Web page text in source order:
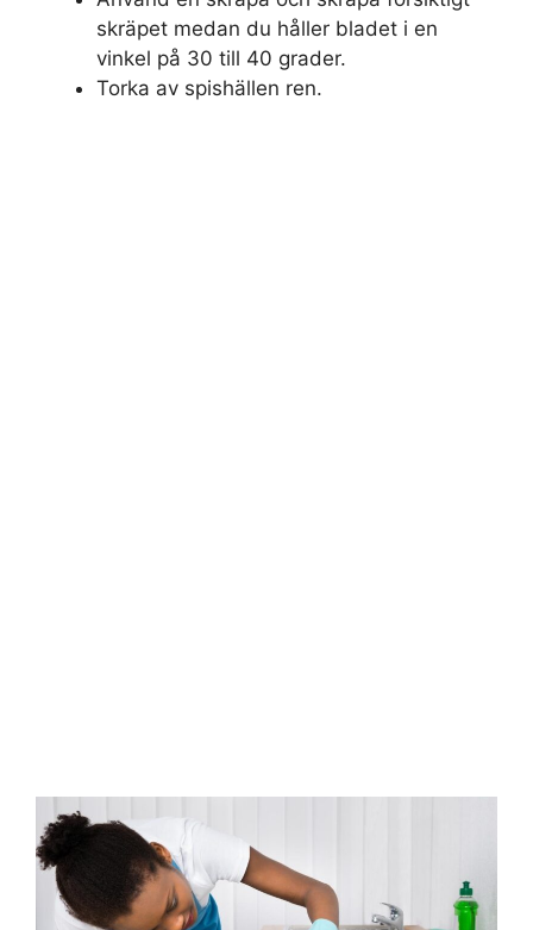
skräpet medan du håller bladet i en
vinkel på 30 till 40 grader.
Torka av spishällen ren.